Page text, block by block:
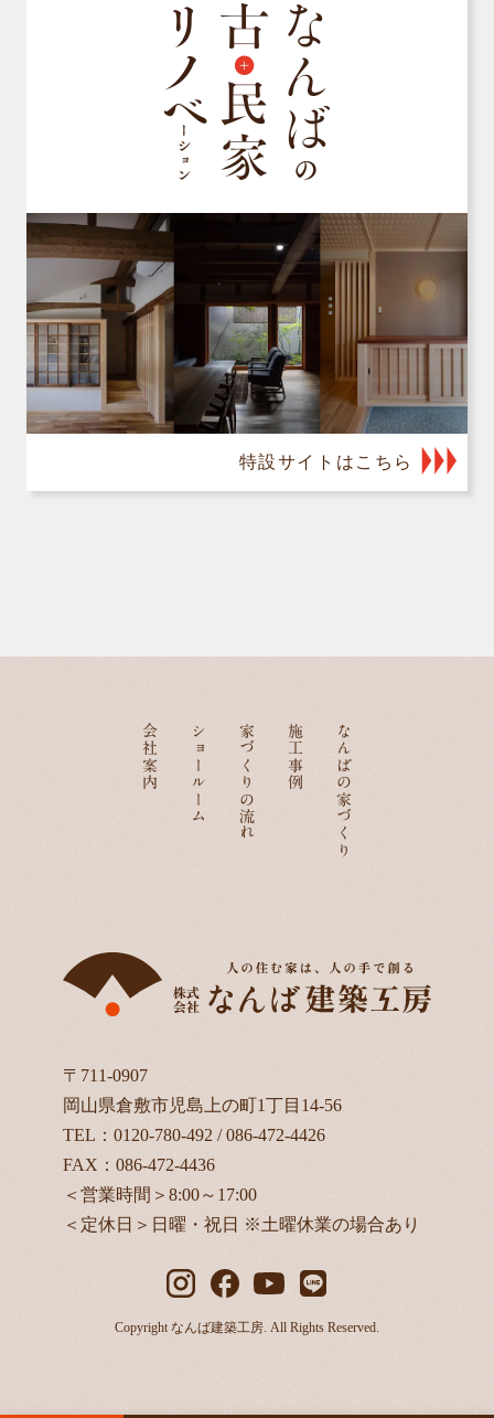
特設サイトはこちら
なんばの家づくり
施工事例
家づくりの流れ
ショールーム
会社案内
〒711-0907
岡山県倉敷市児島上の町1丁目14-56
TEL： 0120-780-492 /086-472-4426
FAX：086-472-4436
＜営業時間＞8:00～17:00
＜定休日＞日曜・祝日 ※土曜休業の場合あり
Copyright なんば建築工房. All Rights Reserved.